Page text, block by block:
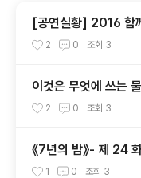
[공연실황] 2016 함
여 _ 굿모닝클래식
2 0 조회 3
이것은 무엇에 쓰는
2 0 조회 3
《7년의 밤》- 제 24
1 0 조회 3